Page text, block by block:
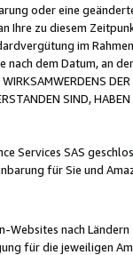
oder eine
Ihre zu diesem
im
dem Datum, an
SIND,
Services SAS
für Sie und
Websites nach Ländern
für die jeweiligen